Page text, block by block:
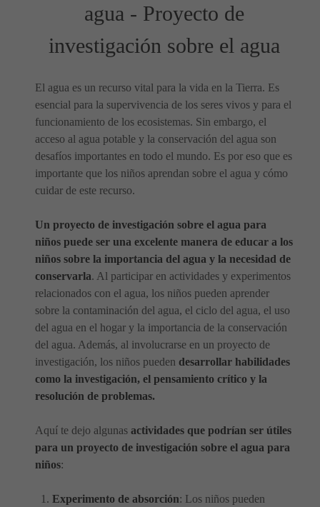
agua - Proyecto de
investigación sobre el agua
El agua es un recurso vital para la vida en la Tierra. Es
esencial para la supervivencia de los seres vivos y para el
funcionamiento de los ecosistemas. Sin embargo, el
acceso al agua potable y la conservación del agua son
desafíos importantes en todo el mundo. Es por eso que es
importante que los niños aprendan sobre el agua y cómo
cuidar de este recurso.
Un proyecto de investigación sobre el agua para
niños puede ser una excelente manera de educar a los
niños sobre la importancia del agua y la necesidad de
conservarla. Al participar en actividades y experimentos
relacionados con el agua, los niños pueden aprender
sobre la contaminación del agua, el ciclo del agua, el uso
del agua en el hogar y la importancia de la conservación
del agua. Además, al involucrarse en un proyecto de
investigación, los niños pueden desarrollar habilidades
como la investigación, el pensamiento crítico y la
resolución de problemas.
Aquí te dejo algunas actividades que podrían ser útiles
para un proyecto de investigación sobre el agua para
niños:
Experimento de absorción: Los niños pueden